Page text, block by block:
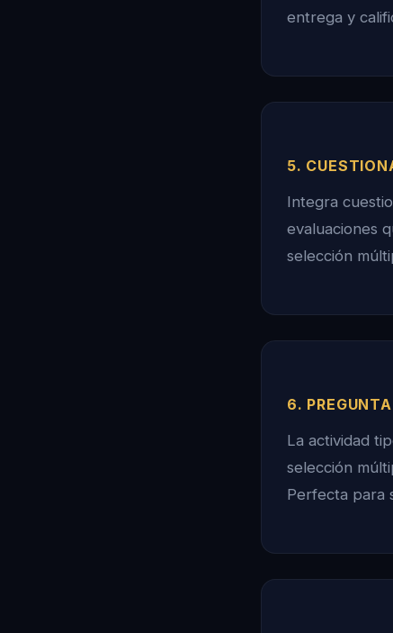
entrega y
5.
Integra
evaluaciones
selección
6.
La actividad
selección
Perfecta para